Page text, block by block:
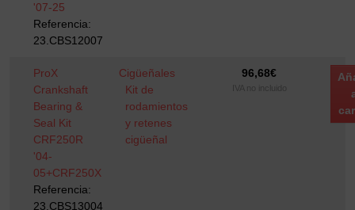
'07-25
Referencia:
23.CBS12007
ProX
Crankshaft
Bearing &
Seal Kit
CRF250R
'04-
05+CRF250X
Referencia:
23.CBS13004
Cigüeñales
Kit de
rodamientos
y retenes
cigüeñal
96,68€
IVA no incluido